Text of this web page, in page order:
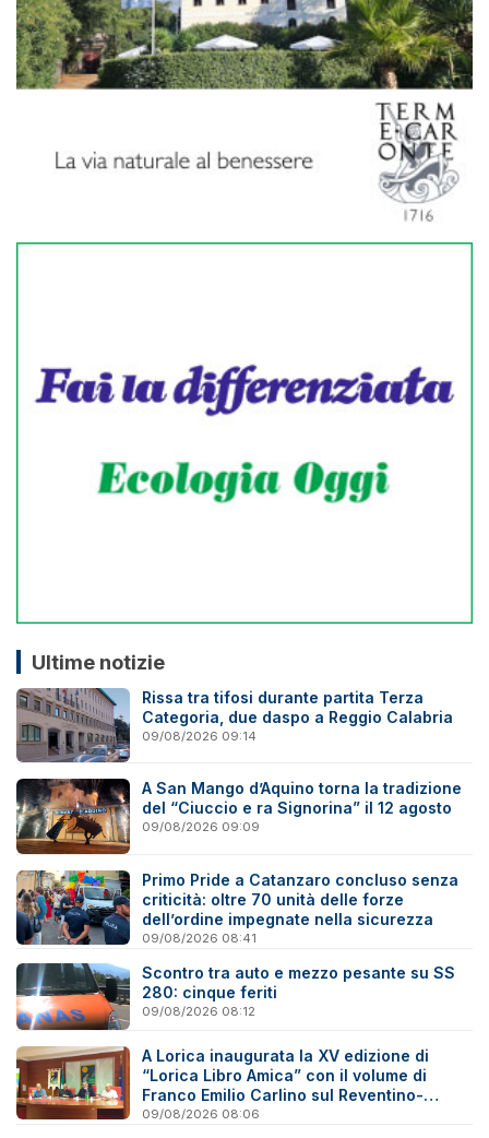
Ultime notizie
Rissa tra tifosi durante partita Terza
Categoria, due daspo a Reggio Calabria
09/08/2026 09:14
A San Mango d’Aquino torna la tradizione
del “Ciuccio e ra Signorina” il 12 agosto
09/08/2026 09:09
Primo Pride a Catanzaro concluso senza
criticità: oltre 70 unità delle forze
dell’ordine impegnate nella sicurezza
09/08/2026 08:41
Scontro tra auto e mezzo pesante su SS
280: cinque feriti
09/08/2026 08:12
A Lorica inaugurata la XV edizione di
“Lorica Libro Amica” con il volume di
Franco Emilio Carlino sul Reventino-
Savuto
09/08/2026 08:06